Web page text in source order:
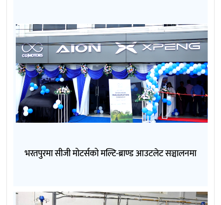
भरतपुरमा सीजी मोटर्सको मल्टि-ब्राण्ड आउटलेट सञ्चालनमा